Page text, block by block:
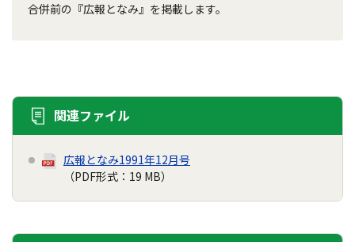
合併前の『広報となみ』を掲載します。
関連ファイル
広報となみ1991年12月号
（PDF形式：19 MB）